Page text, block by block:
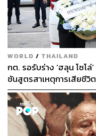
WORLD / THAILAND
กต. รอรับร่าง ‘ฮลุน โซโ
ชันสูตรสาเหตุการเสียชีวิต